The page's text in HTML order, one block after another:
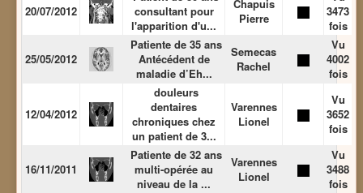
20/07/2012
consultant pour
l'apparition d'u...
Chapuis
Pierre
3473
fois
25/05/2012
Patiente de 35 ans
Antécédent de
maladie d’Eh...
Semecas
Rachel
Vu
4002
fois
12/04/2012
douleurs
dentaires
chroniques chez
un patient de 3...
Varennes
Lionel
Vu
3652
fois
16/11/2011
Patiente de 32 ans
multi-opérée au
niveau de la ...
Varennes
Lionel
Vu
3488
fois